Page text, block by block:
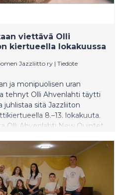
viettävä Olli
kiertueella lokakuussa
Jazzliitto ry | Tiedote
ja monipuolisen uran
tehnyt Olli Ahvenlahti täytti
juhlistaa sitä Jazzliiton
8.–13. lokakuuta.
Olli Ahvenlahti New Quintet
2024 ilmestyneeltä
alkaa Joensuusta 8.10.,
Savonlinna, Raahe ja